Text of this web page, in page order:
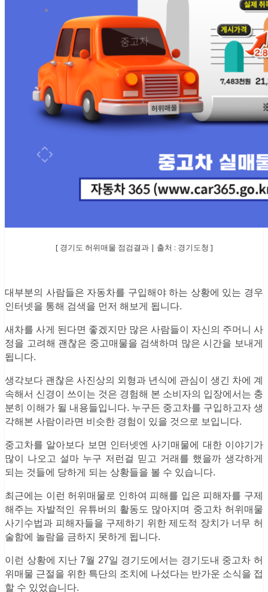
[ 경기도 허위매물 점검결과 | 출처 : 경기도청 ]
대부분의 사람들은 자동차를 구입해야 하는 상황에 있는 경우
인터넷을 통해 검색을 먼저 해보게 됩니다.
새차를 사게 된다면 좋겠지만 많은 사람들이 자신의 주머니 사
정을 고려해 괜찮은 중고매물을 검색하며 많은 시간을 보내게
됩니다.
생각보다 괜찮은 사진상의 외형과 년식에 관심이 생긴 차에 계
속해서 신경이 쓰이는 것은 경험해 본 소비자의 입장에서는 충
분히 이해가 될 내용들입니다. 누구든 중고차를 구입하고자 생
각해본 사람이라면 비슷한 경험이 있을 것으로 보입니다.
중고차를 알아보다 보면 인터넷엔 사기매물에 대한 이야기가
많이 나오고 설마 누구 저런걸 믿고 거래를 했을까 생각하게
되는 것들에 당하게 되는 상황들을 볼 수 있습니다.
최근에는 이런 허위매물로 인하여 피해를 입은 피해자를 구제
해주는 자발적인 유튜버의 활동도 많아지며 중고차 허위매물
사기수법과 피해자들을 구제하기 위한 제도적 장치가 너무 허
술함에 놀람을 금하지 못하게 됩니다.
이런 상황에 지난 7월 27일 경기도에서는 경기도내 중고차 허
위매물 근절을 위한 특단의 조치에 나섰다는 반가운 소식을 접
할 수 있었습니다.